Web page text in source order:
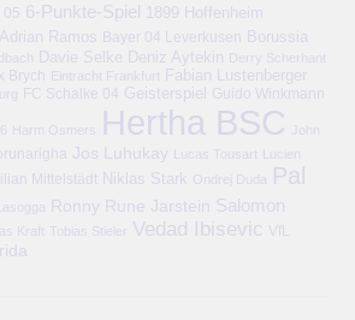
05 6-Punkte-Spiel 1899 Hoffenheim
Adrian Ramos Bayer 04 Leverkusen
Borussia
Davie Selke Deniz Aytekin Derry Scherhant
Brych Eintracht Frankfurt Fabian Lustenberger
FC Schalke 04 Geisterspiel Guido Winkmann
Harm Osmers Hertha BSC
John
Jos Luhukay Lucas Tousart Lucien
Mittelstädt Niklas Stark Ondrej Duda Pal
Ronny Rune Jarstein Salomon
Kraft Tobias Stieler Vedad Ibisevic
VfL